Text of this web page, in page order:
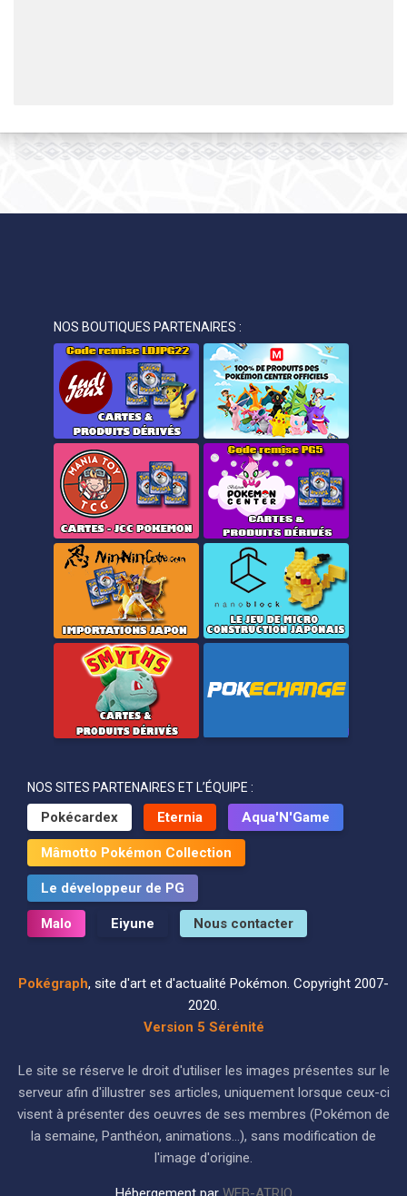
NOS BOUTIQUES PARTENAIRES :
NOS SITES PARTENAIRES ET L’ÉQUIPE :
Pokécardex Eternia Aqua'N'Game
Mâmotto Pokémon Collection
Le développeur de PG
Malo Eiyune Nous contacter
Pokégraph, site d'art et d'actualité Pokémon. Copyright 2007-
2020.
Version 5 Sérénité
Le site se réserve le droit d'utiliser les images présentes sur le
serveur afin d'illustrer ses articles, uniquement lorsque ceux-ci
visent à présenter des oeuvres de ses membres (Pokémon de
la semaine, Panthéon, animations...), sans modification de
l'image d'origine.